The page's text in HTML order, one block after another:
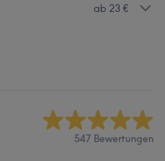
ab 23 €
547 Bewertungen